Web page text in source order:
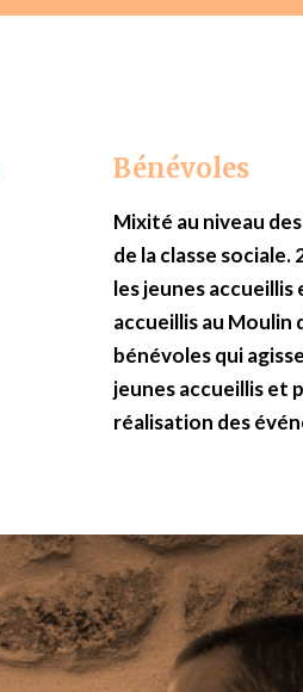
Bénévoles
Mixité au niveau
de la classe
les jeunes
accueillis au Moulin
bénévoles qui
jeunes accueillis et
réalisation des